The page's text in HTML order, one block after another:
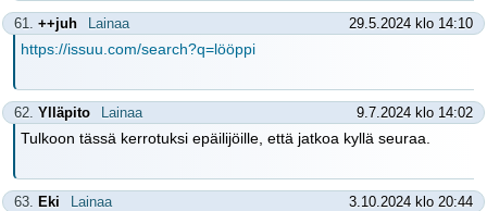
61. ++juh Lainaa 29.5.2024 klo 14:10
https://issuu.com/search?q=lööppi
62. Ylläpito Lainaa 9.7.2024 klo 14:02
Tulkoon tässä kerrotuksi epäilijöille, että jatkoa kyllä seuraa.
63. Eki Lainaa 3.10.2024 klo 20:44